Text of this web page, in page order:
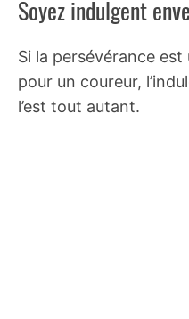
Soyez indulgent
Si la persévérance
pour un coureur,
l’est tout autant.